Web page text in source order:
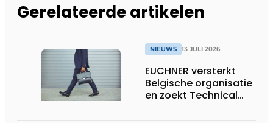
Gerelateerde artikelen
NIEUWS 13 JULI 2026
EUCHNER versterkt
Belgische organisatie
en zoekt Technical